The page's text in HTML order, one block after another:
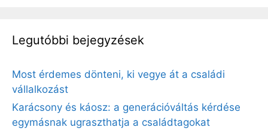
Legutóbbi bejegyzések
Most érdemes dönteni, ki vegye át a családi
vállalkozást
Karácsony és káosz: a generációváltás kérdése
egymásnak ugraszthatja a családtagokat